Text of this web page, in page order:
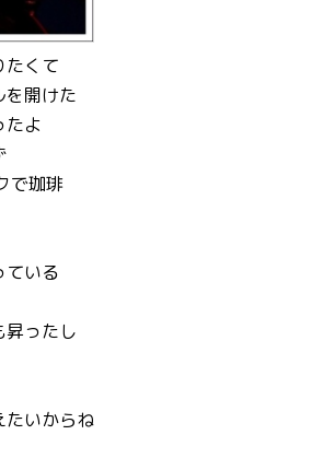
たくて
を開けた
たよ
で珈琲
ている
昇ったし
たいからね